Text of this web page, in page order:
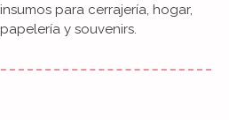
para cerrajería, hogar,
y souvenirs.